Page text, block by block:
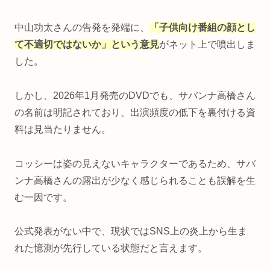
中山功太さんの告発を発端に、
「子供向け番組の顔とし
て不適切ではないか」という意見がネット上で噴出しま
した。
しかし、2026年1月発売のDVDでも、サバンナ高橋さん
の名前は明記されており、出演頻度の低下を裏付ける資
料は見当たりません。
コッシーは姿の見えないキャラクターであるため、サバ
ンナ高橋さんの露出が少なく感じられることも誤解を生
む一因です。
公式発表がない中で、現状ではSNS上の炎上から生ま
れた憶測が先行している状態だと言えます。